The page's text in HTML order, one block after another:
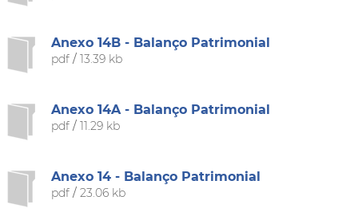
Anexo 14B - Balanço Patrimonial
pdf/ 13.39 kb
Anexo 14A - Balanço Patrimonial
pdf/ 11.29 kb
Anexo 14 - Balanço Patrimonial
pdf/ 23.06 kb